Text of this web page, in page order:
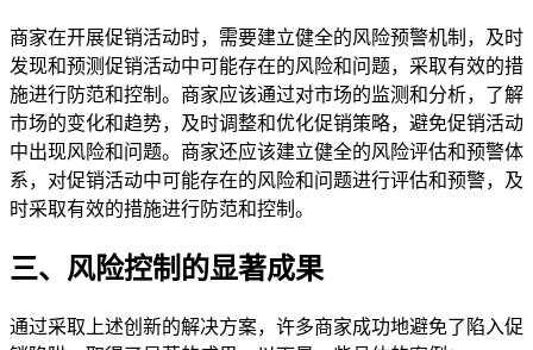
商家在开展促销活动时，需要建立健全的风险预警机制，及时
发现和预测促销活动中可能存在的风险和问题，采取有效的措
施进行防范和控制。商家应该通过对市场的监测和分析，了解
市场的变化和趋势，及时调整和优化促销策略，避免促销活动
中出现风险和问题。商家还应该建立健全的风险评估和预警体
系，对促销活动中可能存在的风险和问题进行评估和预警，及
时采取有效的措施进行防范和控制。
三、风险控制的显著成果
通过采取上述创新的解决方案，许多商家成功地避免了陷入促